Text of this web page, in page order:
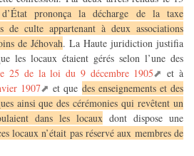
prononça la décharge de la taxe
de culte appartenant à deux associations
de Jéhovah. La Haute juridiction justifia
les locaux étaient gérés selon l’une des
25 de la loi du 9 décembre 1905
et à
1907 et que des enseignements et des
ainsi que des cérémonies qui revêtent un
dans les locaux dont dispose une
locaux n’était pas réservé aux membres de